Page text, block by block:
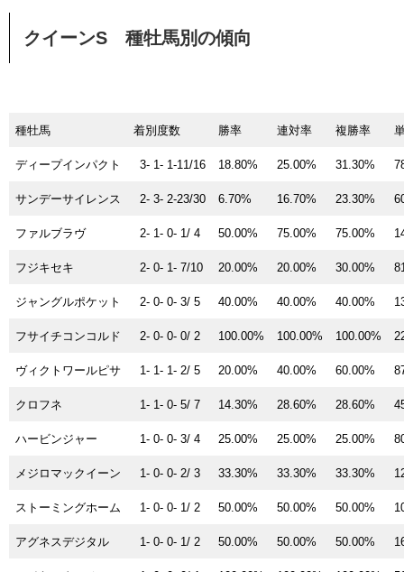
クイーンS 種牡馬別の傾向
種牡馬 着別度数 勝率 連対率 複勝率
ディープインパクト 3- 1- 1-11/16 18.80% 25.00% 31.30%
サンデーサイレンス 2- 3- 2-23/30 6.70% 16.70% 23.30%
ファルブラヴ 2- 1- 0- 1/ 4 50.00% 75.00% 75.00%
フジキセキ 2- 0- 1- 7/10 20.00% 20.00% 30.00%
ジャングルポケット 2- 0- 0- 3/ 5 40.00% 40.00% 40.00%
フサイチコンコルド 2- 0- 0- 0/ 2 100.00% 100.00% 100.00%
ヴィクトワールピサ 1- 1- 1- 2/ 5 20.00% 40.00% 60.00%
クロフネ 1- 1- 0- 5/ 7 14.30% 28.60% 28.60%
ハービンジャー 1- 0- 0- 3/ 4 25.00% 25.00% 25.00%
メジロマックイーン 1- 0- 0- 2/ 3 33.30% 33.30% 33.30%
ストーミングホーム 1- 0- 0- 1/ 2 50.00% 50.00% 50.00%
アグネスデジタル 1- 0- 0- 1/ 2 50.00% 50.00% 50.00%